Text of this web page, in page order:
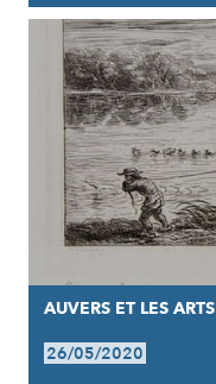
AUVERS ET LES ARTS
26/05/2020